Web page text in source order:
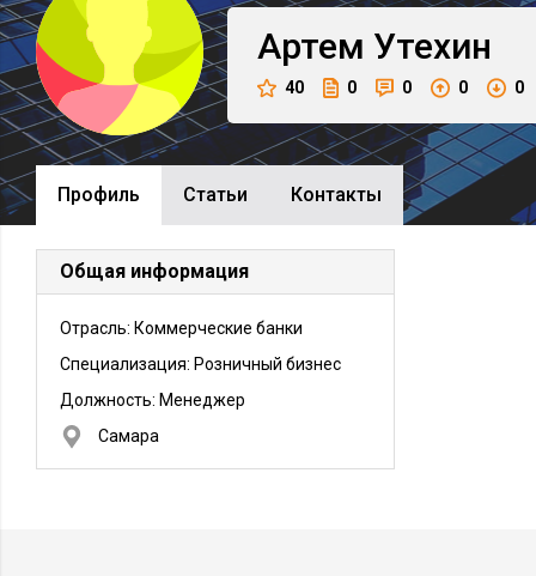
Артем Утехин
40 0 0 0 0
Профиль Cтатьи Контакты
Общая информация
Отрасль: Коммерческие банки
Специализация: Розничный бизнес
Должность: Менеджер
Самара